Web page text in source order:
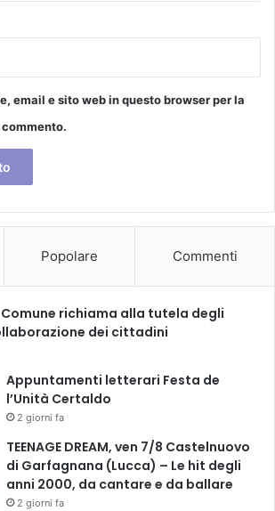
email e sito web in questo browser per la
Popolare Commenti
richiama alla tutela degli
dei cittadini
Appuntamenti letterari Festa de
l’Unità Certaldo
2 giorni fa
TEENAGE DREAM, ven 7/8 Castelnuovo
di Garfagnana (Lucca) – Le hit degli
anni 2000, da cantare e da ballare
2 giorni fa